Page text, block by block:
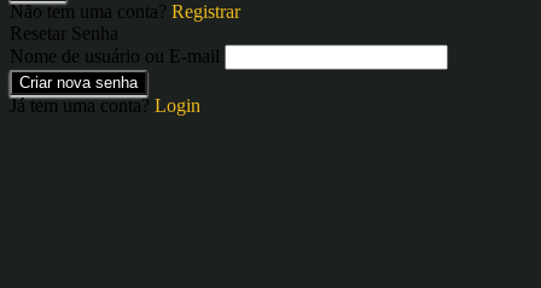
Não tem uma conta? Registrar
Resetar Senha
Nome de usuário ou E-mail
Criar nova senha
Já tem uma conta? Login